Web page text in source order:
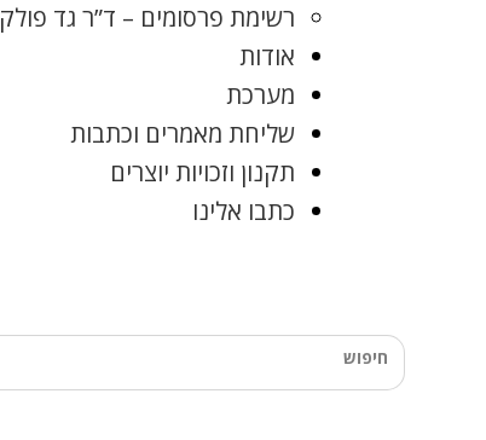
רשימת פרסומים – ד”ר גד פולק
אודות
מערכת
שליחת מאמרים וכתבות
תקנון וזכויות יוצרים
כתבו אלינו